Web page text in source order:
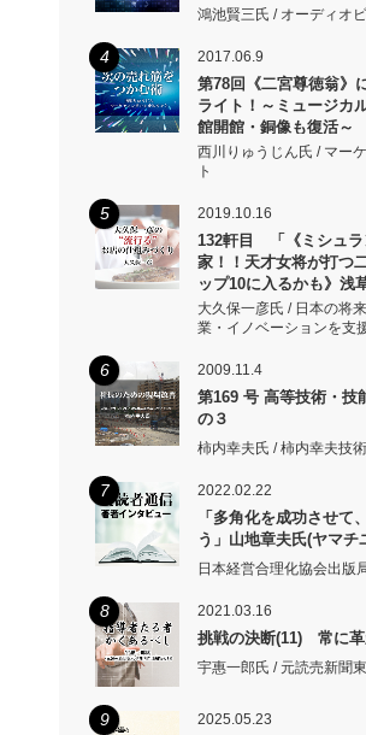
鴻池賢三氏 / オーディオ
4 2017.06.9
第78回《二宮尊徳翁》
ライト！～ミュージカ
館開館・銅像も復活～
西川りゅうじん氏 / マー
ト
5 2019.10.16
132軒目 「《ミシュラ
家！！天才女将が打つ
ップ10に入るかも》浅
浅草」
大久保一彦氏 / 日本の将
業・イノベーションを支
6 2009.11.4
第169 号 高等技術・技
の３
柿内幸夫氏 / 柿内幸夫技
7 2022.02.22
「多角化を成功させて
う」山地章夫氏(ヤマチ
日本経営合理化協会出版
8 2021.03.16
挑戦の決断(11) 常に革
宇惠一郎氏 / 元読売新聞
9 2025.05.23